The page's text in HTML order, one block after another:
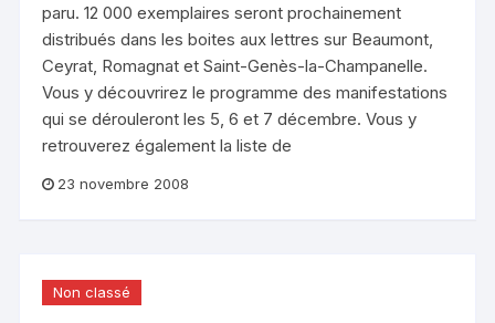
paru. 12 000 exemplaires seront prochainement
distribués dans les boites aux lettres sur Beaumont,
Ceyrat, Romagnat et Saint-Genès-la-Champanelle.
Vous y découvrirez le programme des manifestations
qui se dérouleront les 5, 6 et 7 décembre. Vous y
retrouverez également la liste de
23 novembre 2008
Non classé